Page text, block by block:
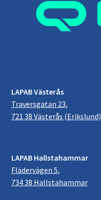
LAPAB Västerås
Traversgatan 23,
721 38 Västerås (Erikslund)
LAPAB Hallstahammar
Flädervägen 5,
734 38 Hallstahammar